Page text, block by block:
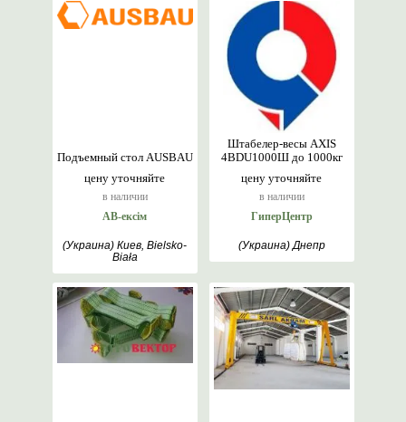
цену уточняйте
в наличии
Подъемный стол AUSBAU
АВ-ексім
(Украина) Киев, Bielsko-
Biała
цену уточняйте
в наличии
Штабелер-весы AXIS
4BDU1000Ш до 1000кг
ГиперЦентр
(Украина) Днепр